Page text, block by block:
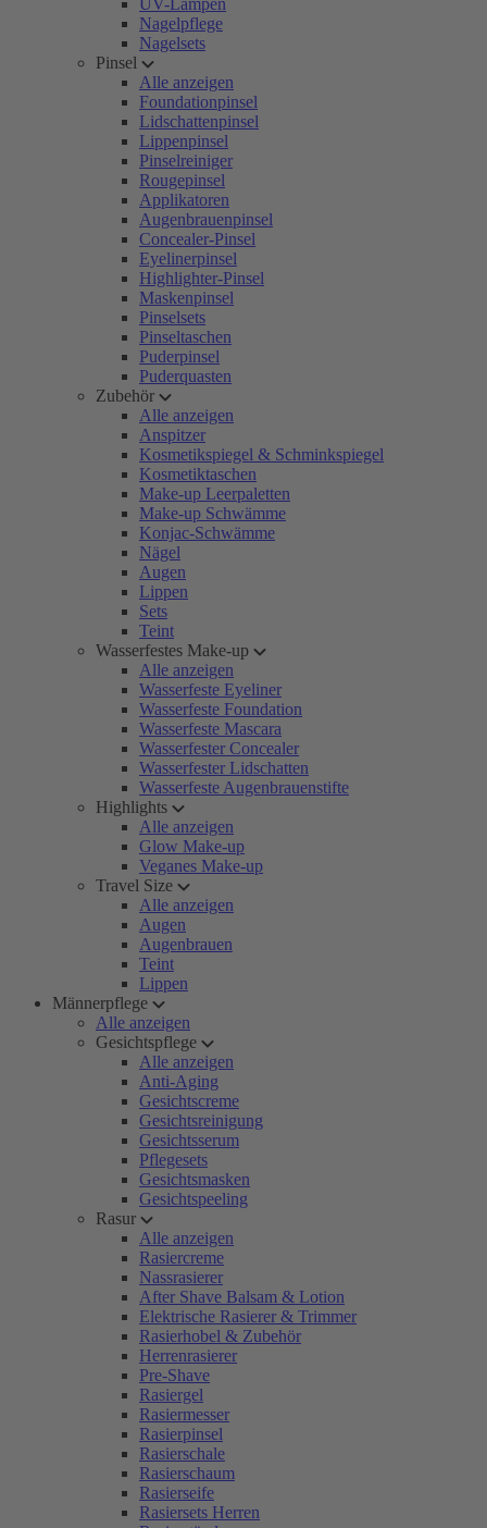
UV-Lampen
Nagelpflege
Nagelsets
Pinsel
Alle anzeigen
Foundationpinsel
Lidschattenpinsel
Lippenpinsel
Pinselreiniger
Rougepinsel
Applikatoren
Augenbrauenpinsel
Concealer-Pinsel
Eyelinerpinsel
Highlighter-Pinsel
Maskenpinsel
Pinselsets
Pinseltaschen
Puderpinsel
Puderquasten
Zubehör
Alle anzeigen
Anspitzer
Kosmetikspiegel & Schminkspiegel
Kosmetiktaschen
Make-up Leerpaletten
Make-up Schwämme
Konjac-Schwämme
Nägel
Augen
Lippen
Sets
Teint
Wasserfestes Make-up
Alle anzeigen
Wasserfeste Eyeliner
Wasserfeste Foundation
Wasserfeste Mascara
Wasserfester Concealer
Wasserfester Lidschatten
Wasserfeste Augenbrauenstifte
Highlights
Alle anzeigen
Glow Make-up
Veganes Make-up
Travel Size
Alle anzeigen
Augen
Augenbrauen
Teint
Lippen
Männerpflege
Alle anzeigen
Gesichtspflege
Alle anzeigen
Anti-Aging
Gesichtscreme
Gesichtsreinigung
Gesichtsserum
Pflegesets
Gesichtsmasken
Gesichtspeeling
Rasur
Alle anzeigen
Rasiercreme
Nassrasierer
After Shave Balsam & Lotion
Elektrische Rasierer & Trimmer
Rasierhobel & Zubehör
Herrenrasierer
Pre-Shave
Rasiergel
Rasiermesser
Rasierpinsel
Rasierschale
Rasierschaum
Rasierseife
Rasiersets Herren